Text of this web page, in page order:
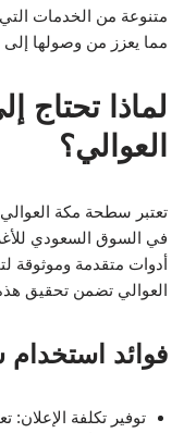
متنوعة من الخدمات التي
مما يعزز من وصولها
لماذا
العوالي؟
تعتبر سطحة مكة
في السوق السعودي
أدوات متقدمة وموثوقة
العوالي تضمن تحقيق
فوائد
توفير تكلفة الإعلان: